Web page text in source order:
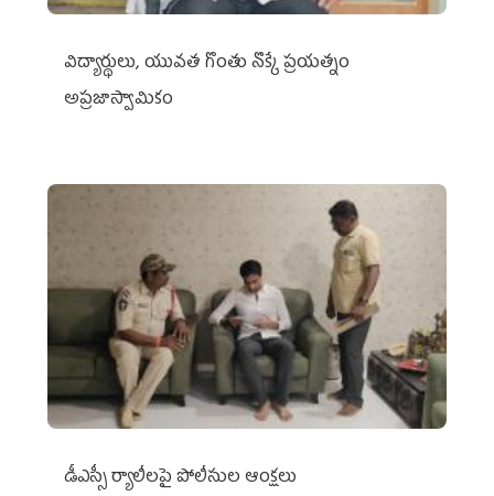
విద్యార్థులు, యువత గొంతు నొక్కే ప్రయత్నం
అప్రజాస్వామికం
డీఎస్సీ ర్యాలీలపై పోలీసుల ఆంక్షలు